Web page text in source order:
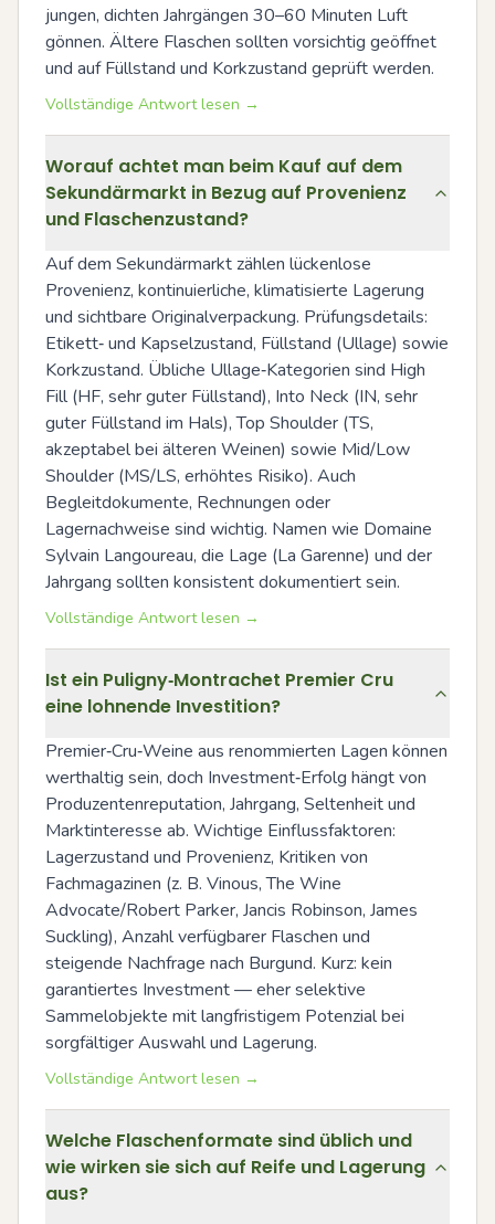
jungen, dichten Jahrgängen 30–60 Minuten Luft
gönnen. Ältere Flaschen sollten vorsichtig geöffnet
und auf Füllstand und Korkzustand geprüft werden.
Vollständige Antwort lesen →
Worauf achtet man beim Kauf auf dem
Sekundärmarkt in Bezug auf Provenienz
und Flaschenzustand?
Auf dem Sekundärmarkt zählen lückenlose
Provenienz, kontinuierliche, klimatisierte Lagerung
und sichtbare Originalverpackung. Prüfungsdetails:
Etikett‑ und Kapselzustand, Füllstand (Ullage) sowie
Korkzustand. Übliche Ullage‑Kategorien sind High
Fill (HF, sehr guter Füllstand), Into Neck (IN, sehr
guter Füllstand im Hals), Top Shoulder (TS,
akzeptabel bei älteren Weinen) sowie Mid/Low
Shoulder (MS/LS, erhöhtes Risiko). Auch
Begleitdokumente, Rechnungen oder
Lagernachweise sind wichtig. Namen wie Domaine
Sylvain Langoureau, die Lage (La Garenne) und der
Jahrgang sollten konsistent dokumentiert sein.
Vollständige Antwort lesen →
Ist ein Puligny‑Montrachet Premier Cru
eine lohnende Investition?
Premier‑Cru‑Weine aus renommierten Lagen können
werthaltig sein, doch Investment‑Erfolg hängt von
Produzentenreputation, Jahrgang, Seltenheit und
Marktinteresse ab. Wichtige Einflussfaktoren:
Lagerzustand und Provenienz, Kritiken von
Fachmagazinen (z. B. Vinous, The Wine
Advocate/Robert Parker, Jancis Robinson, James
Suckling), Anzahl verfügbarer Flaschen und
steigende Nachfrage nach Burgund. Kurz: kein
garantiertes Investment — eher selektive
Sammelobjekte mit langfristigem Potenzial bei
sorgfältiger Auswahl und Lagerung.
Vollständige Antwort lesen →
Welche Flaschenformate sind üblich und
wie wirken sie sich auf Reife und Lagerung
aus?